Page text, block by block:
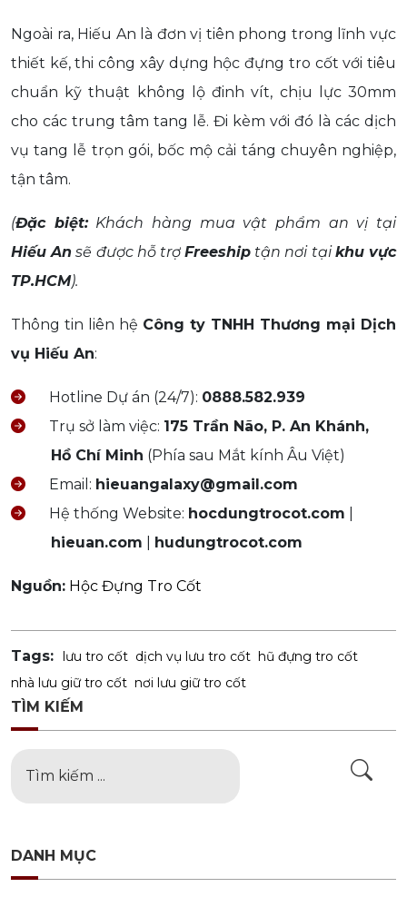
Ngoài ra, Hiếu An là đơn vị tiên phong trong lĩnh vực
thiết kế, thi công xây dựng hộc đựng tro cốt với tiêu
chuẩn kỹ thuật không lộ đinh vít, chịu lực 30mm
cho các trung tâm tang lễ. Đi kèm với đó là các dịch
vụ tang lễ trọn gói, bốc mộ cải táng chuyên nghiệp,
tận tâm.
(Đặc biệt:Khách hàng mua vật phẩm an vị tại
Hiếu An sẽ được hỗ trợFreeship tận nơi tạikhu vực
TP.HCM).
Thông tin liên hệ Công ty TNHH Thương mại Dịch
vụ Hiếu An:
Hotline Dự án (24/7): 0888.582.939
Trụ sở làm việc: 175 Trần Não, P. An Khánh,
Hồ Chí Minh (Phía sau Mắt kính Âu Việt)
Email: hieuangalaxy@gmail.com
Hệ thống Website: hocdungtrocot.com
hieuan.com
hudungtrocot.com
Nguồn: Hộc Đựng Tro Cốt
Tags: lưu tro cốt dịch vụ lưu tro cốt hũ đựng tro cốt
nhà lưu giữ tro cốt nơi lưu giữ tro cốt
TÌM KIẾM
DANH MỤC